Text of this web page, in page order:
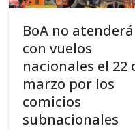
BoA no atenderá
con vuelos
nacionales el 22
marzo por los
comicios
subnacionales